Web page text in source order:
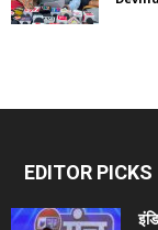
EDITOR PICKS